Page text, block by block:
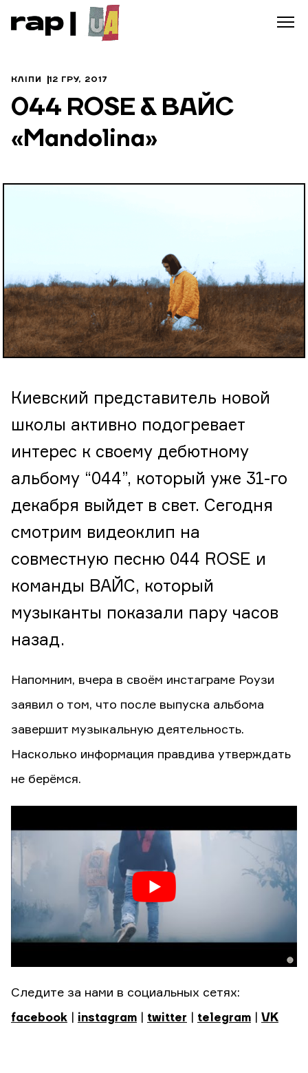
КЛІПИ 12 ГРУ, 2017
044 ROSE & ВАЙС
«Mandolina»
Киевский представитель новой
школы активно подогревает
интерес к своему дебютному
альбому “044”, который уже 31-го
декабря выйдет в свет. Сегодня
смотрим видеоклип на
совместную песню 044 ROSE и
команды ВАЙС, который
музыканты показали пару часов
назад.
Напомним, вчера в своём инстаграме Роузи
заявил о том, что после выпуска альбома
завершит музыкальную деятельность.
Насколько информация правдива утверждать
не берёмся.
Следите за нами в социальных сетях:
facebook
instagram twitter telegram VK